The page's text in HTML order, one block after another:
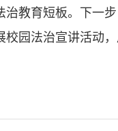
教育短板。下一
园法治宣讲活动